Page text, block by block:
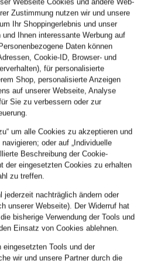
Webseite Cookies und andere Web-
Zustimmung nutzen wir und unsere
Ihr Shoppingerlebnis und unser
Ihnen interessante Werbung auf
Daten können
Cookie-ID, Browser- und
für personalisierte
Shop, personalisierte Anzeigen
auf unserer Webseite, Analyse
Sie zu verbessern oder zur
um alle Cookies zu akzeptieren und
oder auf „Individuelle
Beschreibung der Cookie-
der eingesetzten Cookies zu erhalten
zu treffen.
jederzeit nachträglich ändern oder
unserer Webseite). Der Widerruf hat
bisherige Verwendung der Tools und
Einsatz von Cookies ablehnen.
Tools und der
wir und unsere Partner durch die